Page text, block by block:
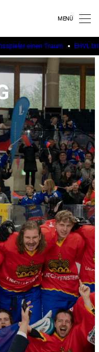
einen Traum EHVL